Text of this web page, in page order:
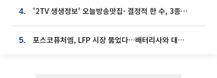
4. '2TV 생생정보' 오늘방송맛집- 결정적 한 수, 3종 메밀면! 메밀 소바 맛집 '의○○○○'
5. 포스코퓨처엠, LFP 시장 뚫었다…배터리사와 대규모 장기 공급 합의